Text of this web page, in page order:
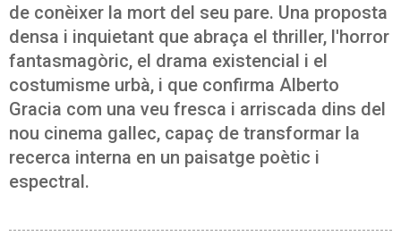
de conèixer la mort del seu pare. Una proposta
densa i inquietant que abraça el thriller, l'horror
fantasmagòric, el drama existencial i el
costumisme urbà, i que confirma Alberto
Gracia com una veu fresca i arriscada dins del
nou cinema gallec, capaç de transformar la
recerca interna en un paisatge poètic i
espectral.